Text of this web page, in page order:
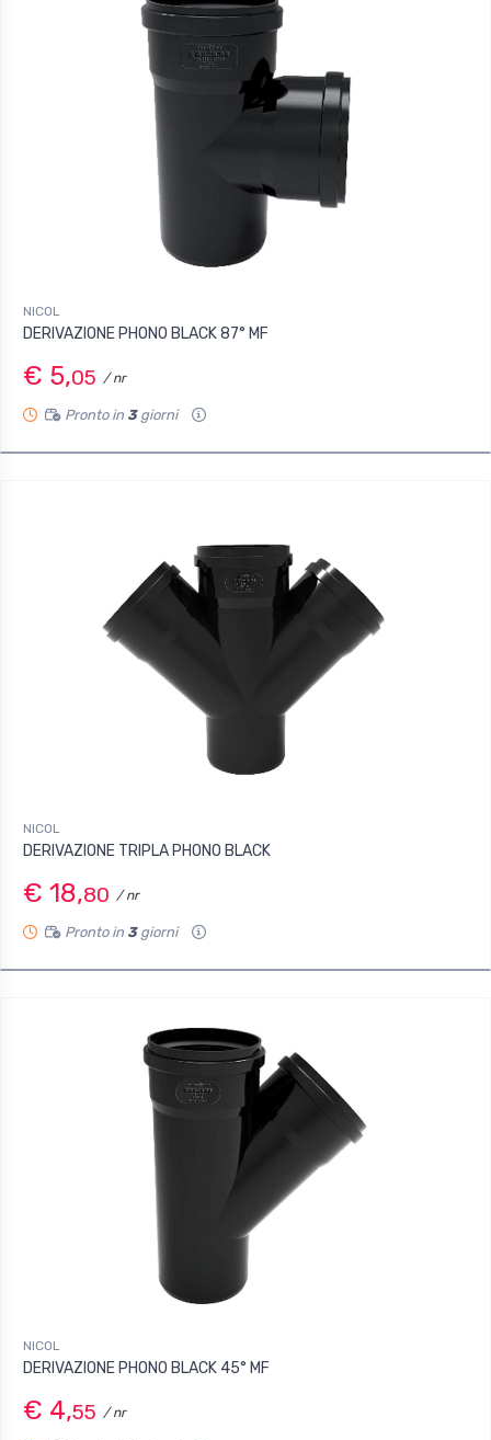
NICOL
DERIVAZIONE PHONO BLACK 87° MF
€ 5,05 / nr
Pronto in 3giorni
NICOL
DERIVAZIONE TRIPLA PHONO BLACK
€ 18,80 / nr
Pronto in 3giorni
NICOL
DERIVAZIONE PHONO BLACK 45° MF
€ 4,55 / nr